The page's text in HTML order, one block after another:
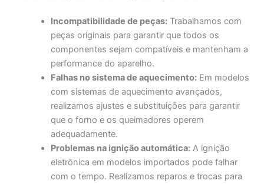
Incompatibilidade de peças: Trabalhamos com
peças originais para garantir que todos os
componentes sejam compatíveis e mantenham a
performance do aparelho.
Falhas no sistema de aquecimento: Em modelos
com sistemas de aquecimento avançados,
realizamos ajustes e substituições para garantir
que o forno e os queimadores operem
adequadamente.
Problemas na ignição automática: A ignição
eletrônica em modelos importados pode falhar
com o tempo. Realizamos reparos e trocas para